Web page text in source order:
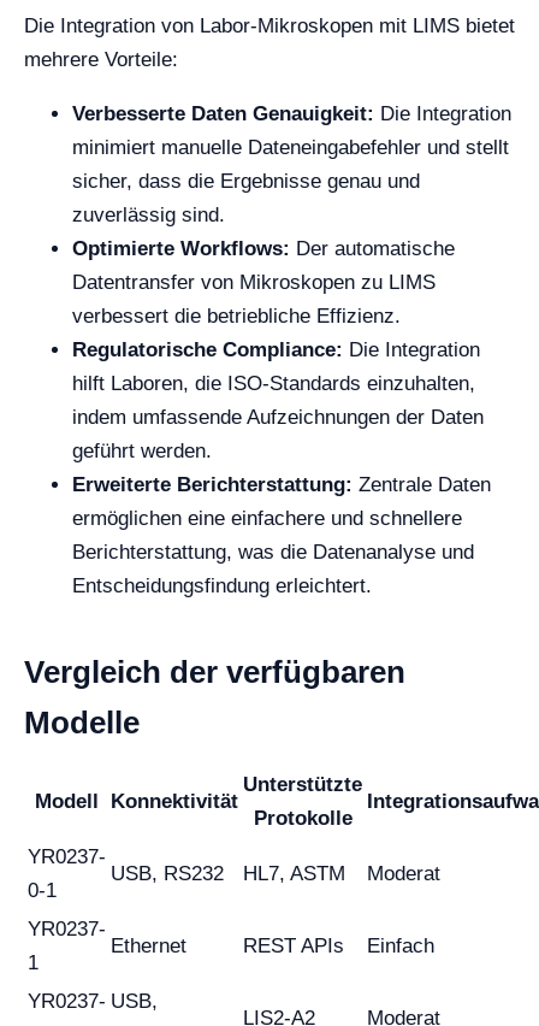
Die Integration von Labor-Mikroskopen mit LIMS bietet
mehrere Vorteile:
Verbesserte Daten Genauigkeit: Die Integration
minimiert manuelle Dateneingabefehler und stellt
sicher, dass die Ergebnisse genau und
zuverlässig sind.
Optimierte Workflows: Der automatische
Datentransfer von Mikroskopen zu LIMS
verbessert die betriebliche Effizienz.
Regulatorische Compliance: Die Integration
hilft Laboren, die ISO-Standards einzuhalten,
indem umfassende Aufzeichnungen der Daten
geführt werden.
Erweiterte Berichterstattung: Zentrale Daten
ermöglichen eine einfachere und schnellere
Berichterstattung, was die Datenanalyse und
Entscheidungsfindung erleichtert.
Vergleich der verfügbaren
Modelle
Modell Konnektivität
Unterstützte
Protokolle
YR0237-
0-1
USB, RS232 HL7, ASTM Moderat
YR0237-
1
Ethernet REST APIs Einfach
YR0237- USB,
LIS2-A2 Moderat